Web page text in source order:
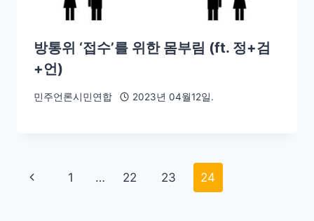
방통위 ‘접수’를 위한 몸부림 (ft. 정+검
+언)
민주언론시민연합 2023년 04월12일.
1 … 22 23 24